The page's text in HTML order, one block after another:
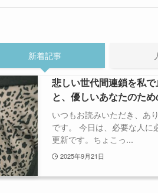
新着記事
悲しい世代間連鎖を私
と、優しいあなたのた
いつもお読みいただき、あ
です。 今日は、必要な人に
更新です。ちょこっ...
2025年9月21日